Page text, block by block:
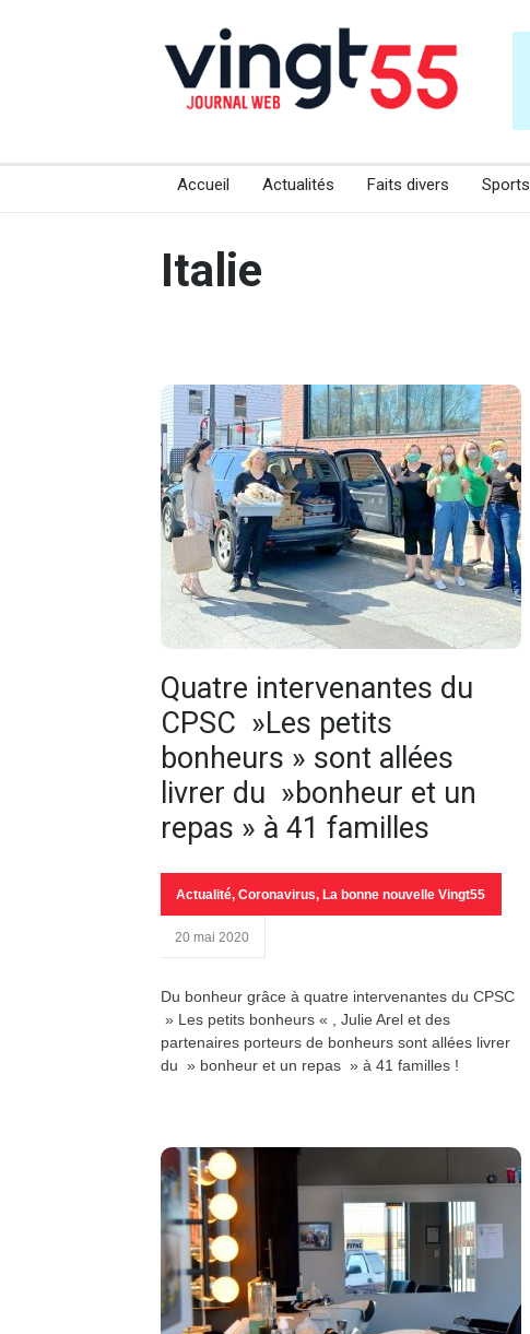
Accueil Actualités Faits divers Sports
Italie
Quatre intervenantes du
CPSC »Les petits
bonheurs » sont allées
livrer du »bonheur et un
repas » à 41 familles
Actualité, Coronavirus, La bonne nouvelle Vingt55
20 mai 2020
Du bonheur grâce à quatre intervenantes du CPSC
» Les petits bonheurs « , Julie Arel et des
partenaires porteurs de bonheurs sont allées livrer
du » bonheur et un repas » à 41 familles !